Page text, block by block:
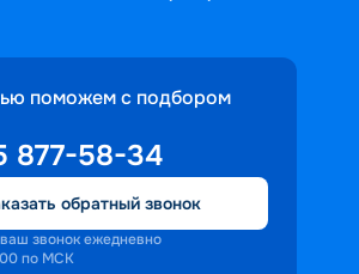
поможем с подбором
877-58-34
обратный звонок
звонок ежедневно
по МСК